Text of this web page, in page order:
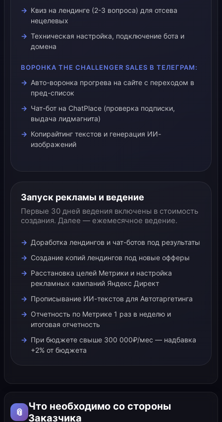
Квиз на лендинге (2-3 вопроса) для отсева
нецелевых
Техническая настройка, подключение бота и
домена
ВОРОНКА THE CHALLENGER SALES В ТЕЛЕГРАМ:
Авто-воронка прогрева на сайте с переходом в
пред-список
Чат-бот на ChatPlace (проверка подписки,
выдача лидмагнита)
Копирайтинг текстов и генерация ИИ-
изображений
Запуск рекламы и ведение
Первые 30 дней ведения включены в стоимость
создания. Далее — ежемесячное ведение.
Доработка лендингов и чат-ботов под результаты
Создание копий лендингов под новые офферы
Расстановка целей Метрики и настройка
рекламных кампаний Яндекс Директ
Прописывание ИИ-текстов для Автотаргетинга
Отчетность по Метрике 1 раз в неделю и
итоговая отчетность
При бюджете свыше 300 000₽/мес — надбавка
+2% от бюджета
📎
Что необходимо со стороны
Заказчика